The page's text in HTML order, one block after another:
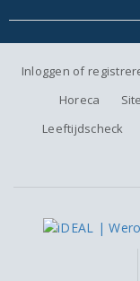
Inloggen of
Horeca
Leeftijdscheck